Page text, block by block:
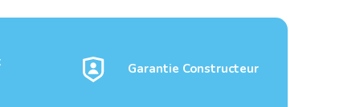
Garantie Constructeur